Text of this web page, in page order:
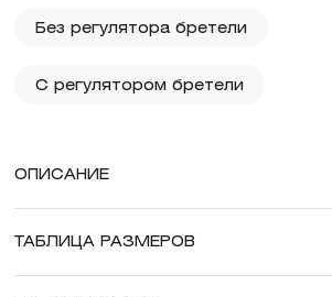
Без регулятора бретели
С регулятором бретели
ОПИСАНИЕ
ТАБЛИЦА РАЗМЕРОВ